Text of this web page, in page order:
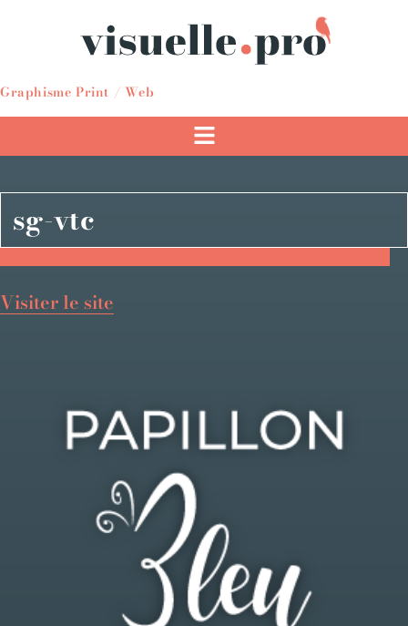
Graphisme Print / Web
sg-vtc
Visiter le site